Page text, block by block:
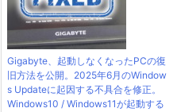
Gigabyte、起動しなくなったPCの復
旧方法を公開。2025年6月のWindow
s Updateに起因する不具合を修正。
Windows10 / Windows11が起動する